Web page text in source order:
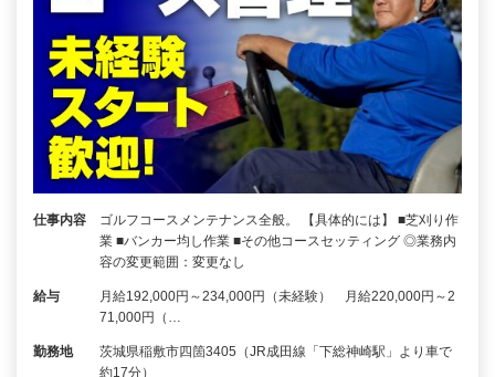
仕事内容
ゴルフコースメンテナンス全般。 【具体的には】 ■芝刈り作
業 ■バンカー均し作業 ■その他コースセッティング ◎業務内
容の変更範囲：変更なし
給与
月給192,000円～234,000円（未経験） 月給220,000円～2
71,000円（…
勤務地
茨城県稲敷市四箇3405（JR成田線「下総神崎駅」より車で
約17分）